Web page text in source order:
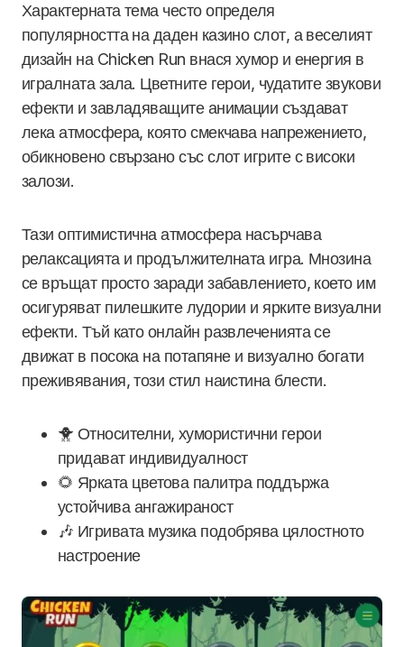
Характерната тема често определя
популярността на даден казино слот, а веселият
дизайн на Chicken Run внася хумор и енергия в
игралната зала. Цветните герои, чудатите звукови
ефекти и завладяващите анимации създават
лека атмосфера, която смекчава напрежението,
обикновено свързано със слот игрите с високи
залози.
Тази оптимистична атмосфера насърчава
релаксацията и продължителната игра. Мнозина
се връщат просто заради забавлението, което им
осигуряват пилешките лудории и ярките визуални
ефекти. Тъй като онлайн развлеченията се
движат в посока на потапяне и визуално богати
преживявания, този стил наистина блести.
🐥 Относителни, хумористични герои
придават индивидуалност
🌻 Ярката цветова палитра поддържа
устойчива ангажираност
🎶 Игривата музика подобрява цялостното
настроение